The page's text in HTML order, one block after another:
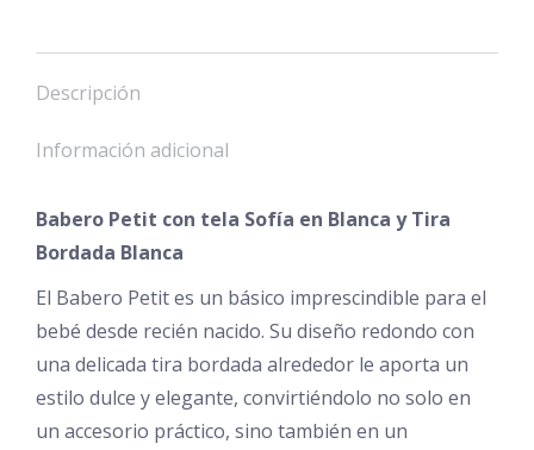
Descripción
Información adicional
Babero Petit con tela Sofía en Blanca y Tira
Bordada Blanca
El Babero Petit es un básico imprescindible para el
bebé desde recién nacido. Su diseño redondo con
una delicada tira bordada alrededor le aporta un
estilo dulce y elegante, convirtiéndolo no solo en
un accesorio práctico, sino también en un